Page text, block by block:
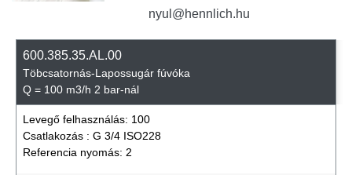
nyul@hennlich.hu
600.385.35.AL.00
Töbcsatornás-Lapossugár fúvóka
Q = 100 m3/h 2 bar-nál
Levegő felhasználás: 100
Csatlakozás : G 3/4 ISO228
Referencia nyomás: 2